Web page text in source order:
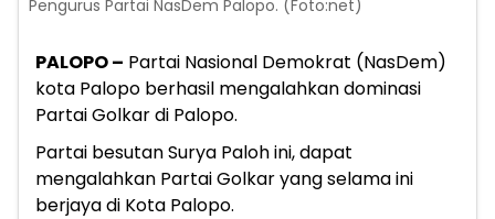
Pengurus Partai NasDem Palopo. (Foto:net)
PALOPO – Partai Nasional Demokrat (NasDem)
kota Palopo berhasil mengalahkan dominasi
Partai Golkar di Palopo.
Partai besutan Surya Paloh ini, dapat
mengalahkan Partai Golkar yang selama ini
berjaya di Kota Palopo.